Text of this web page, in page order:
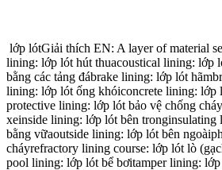
lớp lótGiải thích EN: A layer of material
lining: lớp lót hút thuacoustical lining: lớp
bằng các tảng đábrake lining: lớp lót
lining: lớp lót ống khóiconcrete lining: lớp
protective lining: lớp lót bảo vệ chống
xeinside lining: lớp lót bên
bằng vữaoutside lining: lớp lót bên
cháyrefractory lining course: lớp lót lò
pool lining: lớp lót bể bơitamper lining: